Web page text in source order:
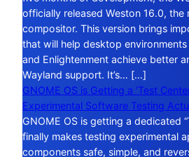
officially released Weston 16.0, the
compositor. This version brings
that will help desktop environments
and Enlightenment achieve better
Wayland support. It’s… […]
GNOME OS is Getting a ‘Test
Experimental Software Testing
GNOME OS is getting a dedicated
finally makes testing experimental
components safe, simple, and